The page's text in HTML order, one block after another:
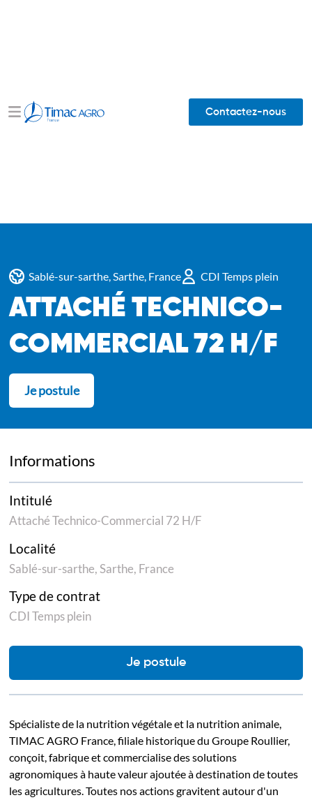
Contactez-nous
Sablé-sur-sarthe, Sarthe, France CDI Temps plein
ATTACHÉ TECHNICO-
COMMERCIAL 72 H/F
Je postule
Informations
Intitulé
Attaché Technico-Commercial 72 H/F
Localité
Sablé-sur-sarthe, Sarthe, France
Type de contrat
CDI Temps plein
Je postule
Spécialiste de la nutrition végétale et la nutrition animale,
TIMAC AGRO France, filiale historique du Groupe Roullier,
conçoit, fabrique et commercialise des solutions
agronomiques à haute valeur ajoutée à destination de toutes
les agricultures. Toutes nos actions gravitent autour d'un